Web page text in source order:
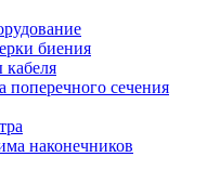
биения
поперечного сечения
наконечников